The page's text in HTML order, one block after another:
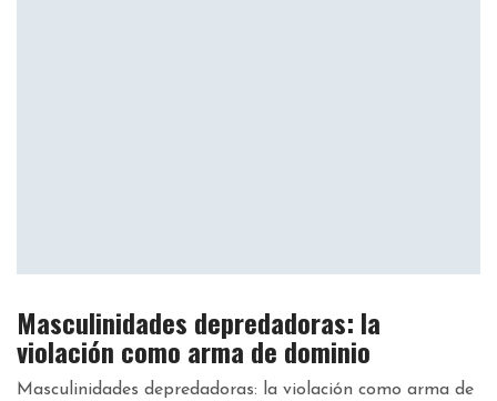
Masculinidades depredadoras: la
violación como arma de dominio
Masculinidades depredadoras: la violación como arma de